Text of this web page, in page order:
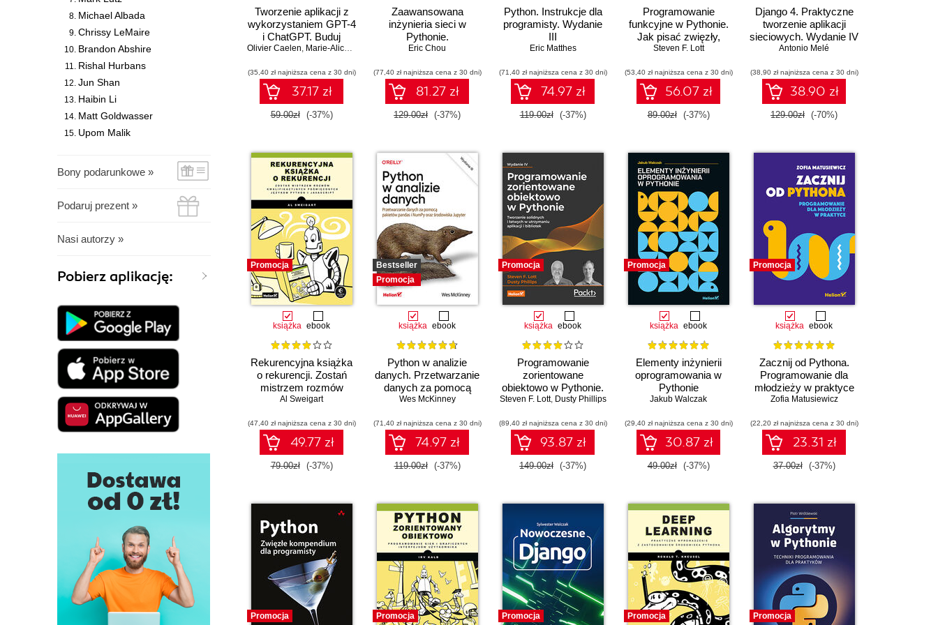
Michael Albada
Chrissy LeMaire
Brandon Abshire
Rishal Hurbans
Jun Shan
Haibin Li
Matt Goldwasser
Upom Malik
Bony podarunkowe »
Podaruj prezent »
Nasi autorzy »
Pobierz aplikację:
Tworzenie aplikacji z
wykorzystaniem GPT-4
i ChatGPT. Buduj
inteligentne chatboty,
fascynujące projekty
Olivier Caelen, Marie-Alice Blete
(35,40 zł najniższa cena z 30 dni)
37.17 zł
59.00zł (-37%)
Zaawansowana
inżynieria sieci w
Pythonie.
Automatyzacja,
zarządzanie chmurą.
Wydanie IV
Eric Chou
(77,40 zł najniższa cena z 30 dni)
81.27 zł
129.00zł (-37%)
Python. Instrukcje dla
programisty. Wydanie
III
Eric Matthes
(71,40 zł najniższa cena z 30 dni)
74.97 zł
119.00zł (-37%)
Programowanie
funkcyjne w Pythonie.
Jak pisać zwięzły,
wydajny i ekspresywny
Steven F. Lott
(53,40 zł najniższa cena z 30 dni)
56.07 zł
89.00zł (-37%)
Django 4. Praktyczne
tworzenie aplikacji
sieciowych. Wydanie IV
Antonio Melé
(38,90 zł najniższa cena z 30 dni)
38.90 zł
129.00zł (-70%)
Promocja
książka ebook
Rekurencyjna książka
o rekurencji. Zostań
mistrzem rozmów
kwalifikacyjnych
Python i JavaScript
Al Sweigart
(47,40 zł najniższa cena z 30 dni)
49.77 zł
79.00zł (-37%)
Bestseller
Promocja
książka ebook
Python w analizie
danych. Przetwarzanie
danych za pomocą
pakietów pandas i
środowiska Jupyter.
Wydanie III
Wes McKinney
(71,40 zł najniższa cena z 30 dni)
74.97 zł
119.00zł (-37%)
Promocja
książka ebook
Programowanie
zorientowane
obiektowo w Pythonie.
Tworzenie solidnych i
aplikacji i bibliotek.
Wydanie IV
Steven F. Lott, Dusty Phillips
(89,40 zł najniższa cena z 30 dni)
93.87 zł
149.00zł (-37%)
Promocja
książka ebook
Elementy inżynierii
oprogramowania w
Pythonie
Jakub Walczak
(29,40 zł najniższa cena z 30 dni)
30.87 zł
49.00zł (-37%)
Promocja
książka ebook
Zacznij od Pythona.
Programowanie dla
młodzieży w praktyce
Zofia Matusiewicz
(22,20 zł najniższa cena z 30 dni)
23.31 zł
37.00zł (-37%)
Promocja Promocja Promocja Promocja Promocja